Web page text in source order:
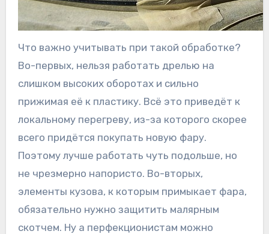
Что важно учитывать при такой обработке?
Во-первых, нельзя работать дрелью на
слишком высоких оборотах и сильно
прижимая её к пластику. Всё это приведёт к
локальному перегреву, из-за которого скорее
всего придётся покупать новую фару.
Поэтому лучше работать чуть подольше, но
не чрезмерно напористо. Во-вторых,
элементы кузова, к которым примыкает фара,
обязательно нужно защитить малярным
скотчем. Ну а перфекционистам можно